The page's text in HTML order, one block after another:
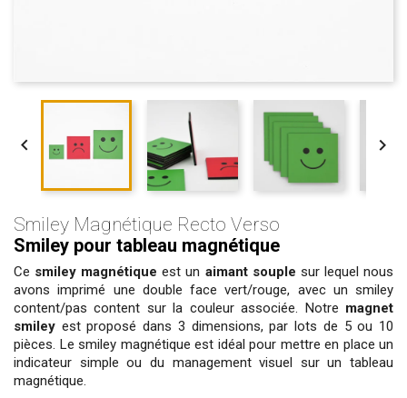
 
Smiley Magnétique Recto Verso
Smiley pour tableau magnétique
Ce smiley magnétique est un aimant souple sur lequel nous
avons imprimé une double face vert/rouge, avec un smiley
content/pas content sur la couleur associée. Notre magnet
smiley est proposé dans 3 dimensions, par lots de 5 ou 10
pièces. Le smiley magnétique est idéal pour mettre en place un
indicateur simple ou du management visuel sur un tableau
magnétique.